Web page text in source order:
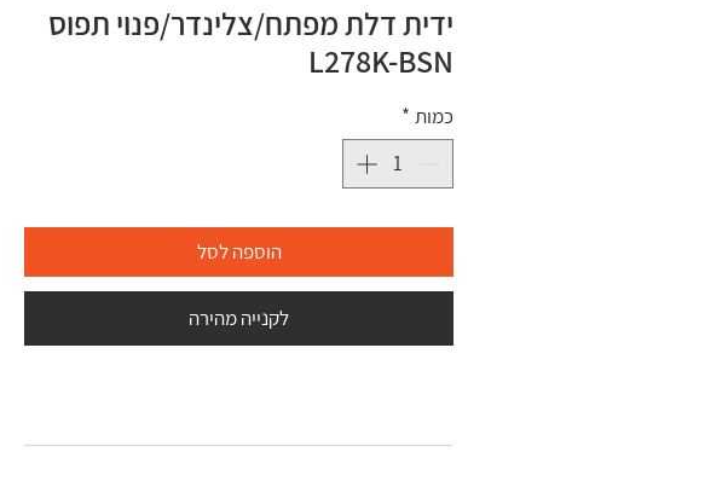
ידית דלת מפתח/צלינדר/פנוי תפוס
L278K-BSN
כמות *
הוספה לסל
לקנייה מהירה